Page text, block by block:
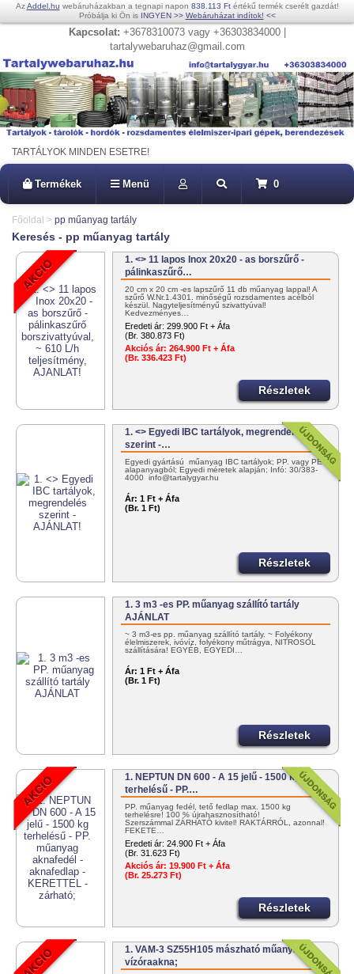
AzAddel.hu webáruházakban a tegnapi napon 838.113 Ftértékű termék cserélt gazdát!
Próbálja ki Ön is INGYEN >> Webáruházat indítok! <<
Kapcsolat: +3678310073 vagy +36303834000 |
tartalywebaruhaz@gmail.com
TARTÁLYOK MINDEN ESETRE!
Termékek Menü 0
Főoldal > pp műanyag tartály
Keresés - pp műanyag tartály
1. <> 11 lapos Inox 20x20 - as borszűrő -
pálinkaszűrő…
20 cm x 20 cm -es lapszűrő 11 db műanyag lappal! A
szűrő W.Nr.1.4301. minőségű rozsdamentes acélból
készül. Nagyteljesítményű szivattyúval!
Kedvezményes…
Eredeti ár: 299.900 Ft + Áfa
(Br. 380.873 Ft)
Akciós ár: 264.900 Ft + Áfa
(Br. 336.423 Ft)
Részletek
1. <> Egyedi IBC tartályok, megrendelés
szerint -…
Egyedi gyártású műanyag IBC tartályok; PP. vagy PE
alapanyagból; Egyedi méretek alapján; Infó: 30/383-
4000 info@tartalygyar.hu
Ár: 1 Ft + Áfa
(Br. 1 Ft)
Részletek
1. 3 m3 -es PP. műanyag szállító tartály
AJÁNLAT
~ 3 m3-es pp. műanyag szállító tartály. ~ Folyékony
élelmiszerek, ivóvíz, folyékony műtrágya, NITROSOL
szállítására! EGYÉB, EGYEDI…
Ár: 1 Ft + Áfa
(Br. 1 Ft)
Részletek
1. NEPTUN DN 600 - A 15 jelű - 1500 kg
terhelésű - PP.…
PP. műanyag fedél, tető fedlap max. 1500 kg
terhelésre! 100 % újrahasznosítható!
Szerszámmal ZÁRHATÓ kivitel! RAKTÁRRÓL, azonnal!
FEKETE…
Eredeti ár: 24.900 Ft + Áfa
(Br. 31.623 Ft)
Akciós ár: 19.900 Ft + Áfa
(Br. 25.273 Ft)
Részletek
1. VAM-3 SZ55H105 mászható műanyag
vízóraakna;